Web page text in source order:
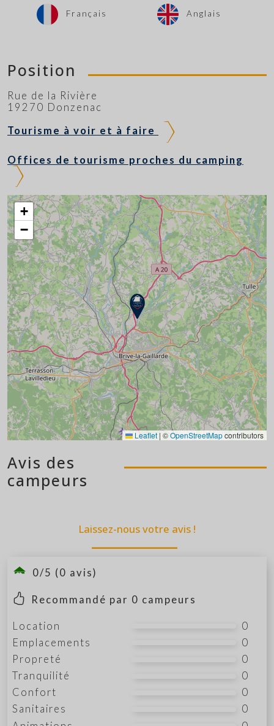
Français Anglais
Position
Rue de la Rivière
19270 Donzenac
Tourisme à voir et à faire
Offices de tourisme proches du camping
+
−
Leaflet | ©OpenStreetMapcontributors
Avis des
campeurs
Laissez-nous votre avis !
0/5 (0 avis)
Recommandé par 0 campeurs
Location
0
Emplacements
0
Propreté
0
Tranquilité
0
Confort
0
Sanitaires
0